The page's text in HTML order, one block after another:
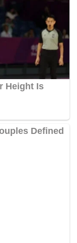
Taman Air
agar liburan
atau di luar
keramaian dan
santai.
renang
air menjadi